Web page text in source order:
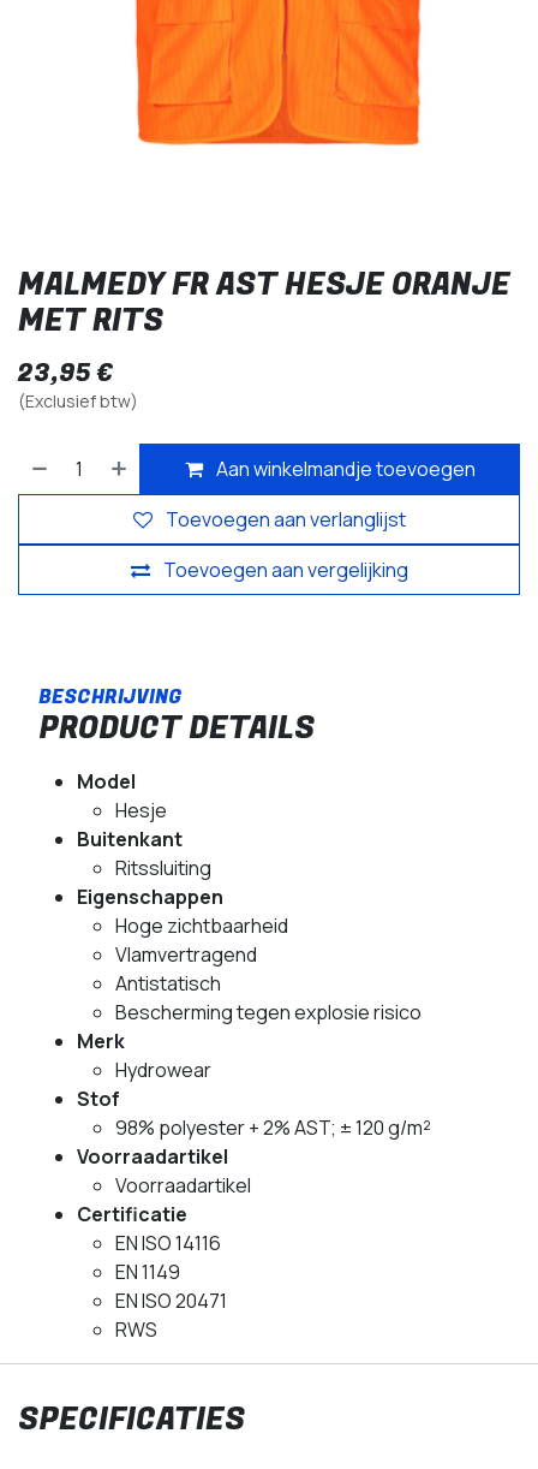
MALMEDY FR AST HESJE ORANJE
MET RITS
23,95€
(Exclusief btw)
Aan winkelmandje toevoegen
Toevoegen aan vergelijking
Toevoegen aan verlanglijst
PRODUCT DETAILS
Model
Hesje
Buitenkant
Ritssluiting
Eigenschappen
Hoge zichtbaarheid
Vlamvertragend
Antistatisch
Bescherming tegen explosie risico
Merk
Hydrowear
Stof
98% polyester + 2% AST; ± 120 g/m²
Voorraadartikel
Voorraadartikel
Certificatie
EN ISO 14116
EN 1149
EN ISO 20471
RWS
SPECIFICATIES